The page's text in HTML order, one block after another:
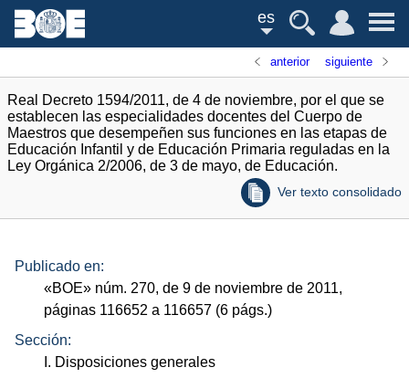
es
anterior siguiente
Real Decreto 1594/2011, de 4 de noviembre, por el que se
establecen las especialidades docentes del Cuerpo de
Maestros que desempeñen sus funciones en las etapas de
Educación Infantil y de Educación Primaria reguladas en la
Ley Orgánica 2/2006, de 3 de mayo, de Educación.
Ver texto consolidado
Publicado en:
«BOE» núm. 270, de 9 de noviembre de 2011,
páginas 116652 a 116657 (6 págs.)
Sección:
I. Disposiciones generales